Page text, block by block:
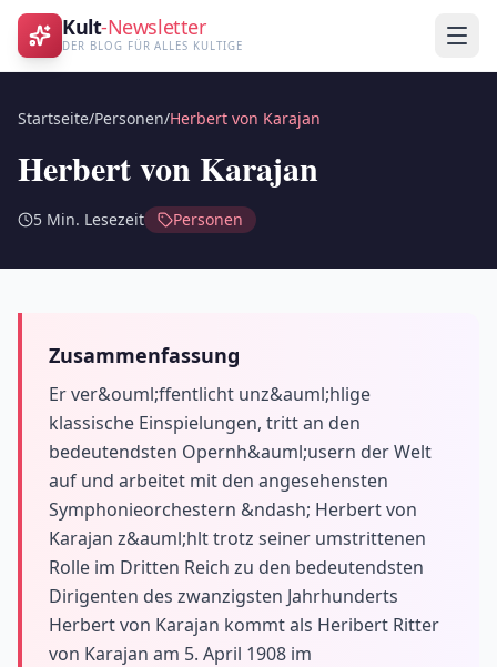
Kult-Newsletter
DER BLOG FÜR ALLES KULTIGE
Startseite/Personen/Herbert von Karajan
Herbert von Karajan
5 Min. Lesezeit Personen
Zusammenfassung
Er ver&ouml;ffentlicht unz&auml;hlige
klassische Einspielungen, tritt an den
bedeutendsten Opernh&auml;usern der Welt
auf und arbeitet mit den angesehensten
Symphonieorchestern &ndash; Herbert von
Karajan z&auml;hlt trotz seiner umstrittenen
Rolle im Dritten Reich zu den bedeutendsten
Dirigenten des zwanzigsten Jahrhunderts
Herbert von Karajan kommt als Heribert Ritter
von Karajan am 5. April 1908 im